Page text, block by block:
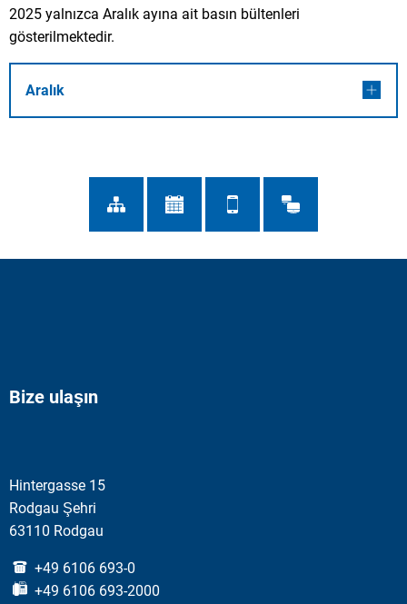
2025 yalnızca Aralık ayına ait basın bültenleri
gösterilmektedir.
Aralık
Bize ulaşın
Hintergasse 15
Rodgau Şehri
63110 Rodgau
+49 6106 693-0
+49 6106 693-2000